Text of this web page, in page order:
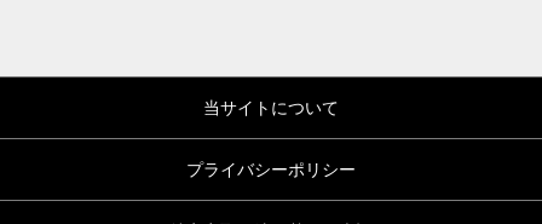
当サイトについて
プライバシーポリシー